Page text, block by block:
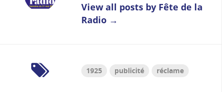
View all posts by Fête de la
Radio →
1925 publicité réclame